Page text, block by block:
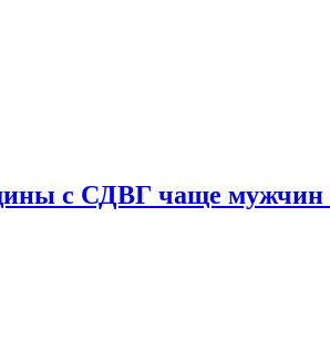
с СДВГ чаще мужчин